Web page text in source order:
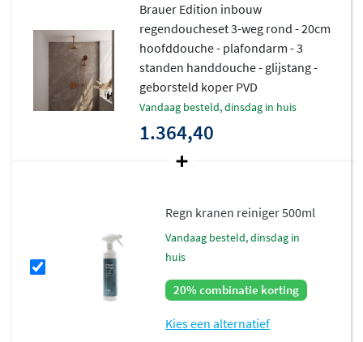
hoogwaardige messing binnenwerk staat garant voor
jarenlang zorgeloos doucheplezier.
Brauer Edition inbouw
regendoucheset 3-weg rond - 20cm
hoofddouche - plafondarm - 3
standen handdouche - glijstang -
geborsteld koper PVD
vandaag besteld, dinsdag in huis
1.364,40
Regn kranen reiniger 500ml
vandaag besteld, dinsdag in
huis
20% combinatie korting
Kies een alternatief